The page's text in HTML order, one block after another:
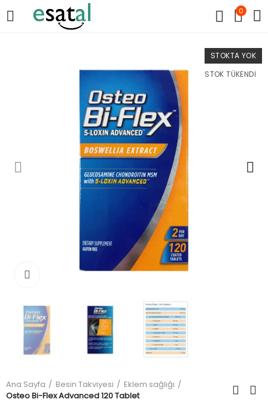
0
STOKTA YOK
STOK TÜKENDI
Ana Sayfa Besin Takviyesi
Eklem sağlığı
Osteo Bi-Flex Advanced 120 Tablet